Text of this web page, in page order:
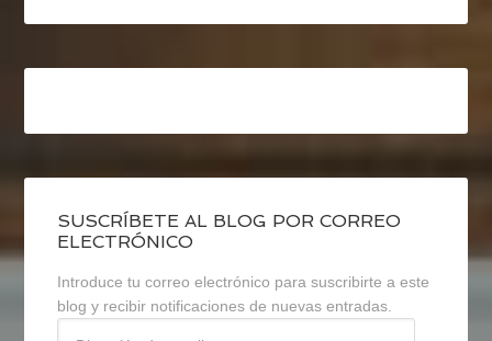
SUSCRÍBETE AL BLOG POR CORREO
ELECTRÓNICO
Introduce tu correo electrónico para suscribirte a este
blog y recibir notificaciones de nuevas entradas.